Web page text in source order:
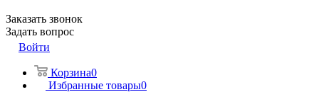
Заказать звонок
Задать вопрос
Войти
Корзина0
Избранные товары0